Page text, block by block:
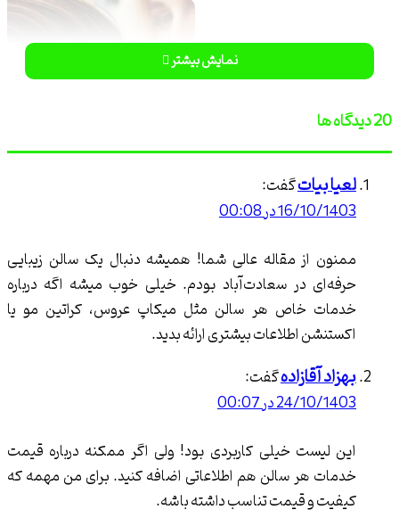
گفت:
در 00:08
از مقاله عالی شما! همیشه دنبال یک سالن زیبایی
در سعادت‌آباد بودم. خیلی خوب میشه اگه درباره
خاص هر سالن مثل میکاپ عروس، کراتین مو یا
اطلاعات بیشتری ارائه بدید.
گفت:
در 00:07
خیلی کاربردی بود! ولی اگر ممکنه درباره قیمت
هر سالن هم اطلاعاتی اضافه کنید. برای من مهمه که
و قیمت تناسب داشته باشه.